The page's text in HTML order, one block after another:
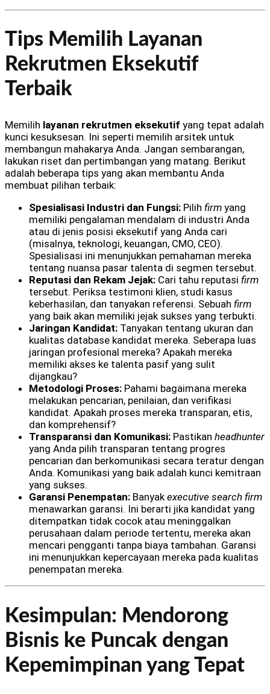
Tips Memilih Layanan
Rekrutmen Eksekutif
Terbaik
Memilih layanan rekrutmen eksekutif yang tepat adalah
kunci kesuksesan. Ini seperti memilih arsitek untuk
membangun mahakarya Anda. Jangan sembarangan,
lakukan riset dan pertimbangan yang matang. Berikut
adalah beberapa tips yang akan membantu Anda
membuat pilihan terbaik:
Spesialisasi Industri dan Fungsi: Pilih firm yang
memiliki pengalaman mendalam di industri Anda
atau di jenis posisi eksekutif yang Anda cari
(misalnya, teknologi, keuangan, CMO, CEO).
Spesialisasi ini menunjukkan pemahaman mereka
tentang nuansa pasar talenta di segmen tersebut.
Reputasi dan Rekam Jejak: Cari tahu reputasi firm
tersebut. Periksa testimoni klien, studi kasus
keberhasilan, dan tanyakan referensi. Sebuah firm
yang baik akan memiliki jejak sukses yang terbukti.
Jaringan Kandidat: Tanyakan tentang ukuran dan
kualitas database kandidat mereka. Seberapa luas
jaringan profesional mereka? Apakah mereka
memiliki akses ke talenta pasif yang sulit
dijangkau?
Metodologi Proses: Pahami bagaimana mereka
melakukan pencarian, penilaian, dan verifikasi
kandidat. Apakah proses mereka transparan, etis,
dan komprehensif?
Transparansi dan Komunikasi: Pastikan headhunter
yang Anda pilih transparan tentang progres
pencarian dan berkomunikasi secara teratur dengan
Anda. Komunikasi yang baik adalah kunci kemitraan
yang sukses.
Garansi Penempatan: Banyakexecutive search firm
menawarkan garansi. Ini berarti jika kandidat yang
ditempatkan tidak cocok atau meninggalkan
perusahaan dalam periode tertentu, mereka akan
mencari pengganti tanpa biaya tambahan. Garansi
ini menunjukkan kepercayaan mereka pada kualitas
penempatan mereka.
Kesimpulan: Mendorong
Bisnis ke Puncak dengan
Kepemimpinan yang Tepat